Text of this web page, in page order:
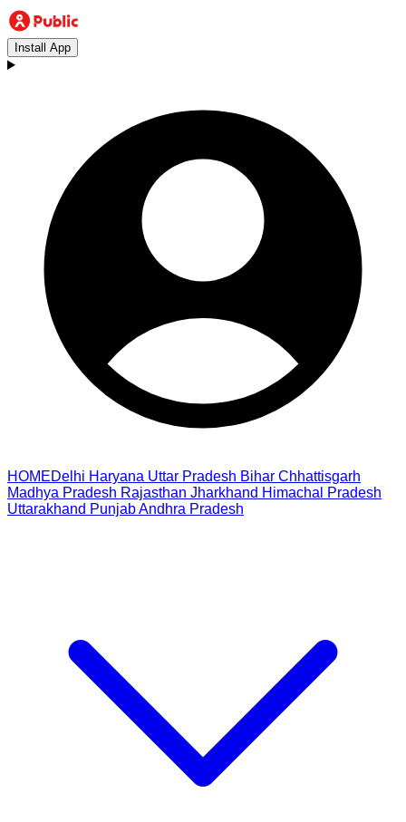
Install App
HOMEDelhi Haryana Uttar Pradesh Bihar Chhattisgarh
Madhya Pradesh Rajasthan Jharkhand Himachal Pradesh
Uttarakhand PunjabAndhra Pradesh